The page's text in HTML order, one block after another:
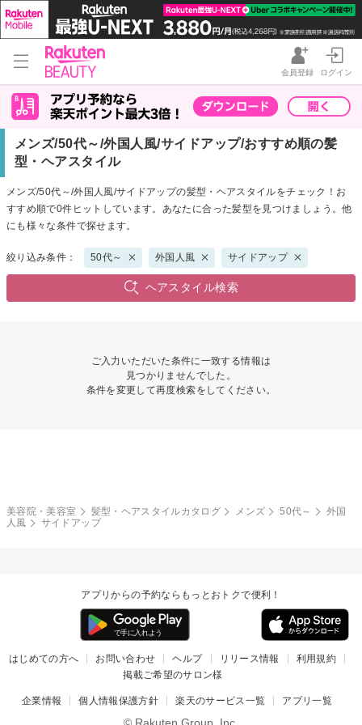
会員登録 ログイン
メンズ/50代～/外国人風/サイドアップ/おすすめ順の髪
型・ヘアスタイル
メンズ/50代～/外国人風/サイドアップの髪型・ヘアスタイルをチェック！お
すすめ順で0件ヒットしています。あなたに合った髪型を見つけましょう。他
にも様々な条件で探せます。
絞り込み条件： 50代～ 外国人風 サイドアップ
ヘアスタイル検索
ご入力いただいた条件に一致する情報は
見つかりませんでした。
条件を変更して再度検索をしてください。
美容院・美容室 髪型・ヘアスタイルカタログ メンズ 50代～
外国
人風
サイドアップ
アプリからの予約ならもっとおトクで便利！
はじめての方へ お問い合わせ ヘルプ リリース情報
利用規約
掲載ご希望のサロン様
企業情報 個人情報保護方針 楽天のサービス一覧 アプリ一覧